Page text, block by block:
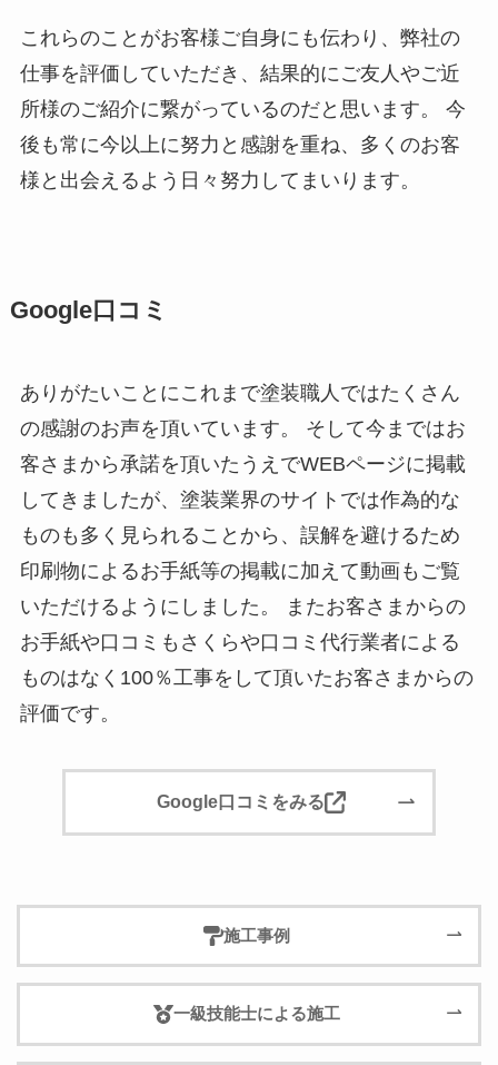
これらのことがお客様ご自身にも伝わり、弊社の
仕事を評価していただき、結果的にご友人やご近
所様のご紹介に繋がっているのだと思います。 今
後も常に今以上に努力と感謝を重ね、多くのお客
様と出会えるよう日々努力してまいります。
Google口コミ
ありがたいことにこれまで塗装職人ではたくさん
の感謝のお声を頂いています。 そして今まではお
客さまから承諾を頂いたうえでWEBページに掲載
してきましたが、塗装業界のサイトでは作為的な
ものも多く見られることから、誤解を避けるため
印刷物によるお手紙等の掲載に加えて動画もご覧
いただけるようにしました。 またお客さまからの
お手紙や口コミもさくらや口コミ代行業者による
ものはなく100％工事をして頂いたお客さまからの
評価です。
Google口コミをみる
施工事例
一級技能士による施工